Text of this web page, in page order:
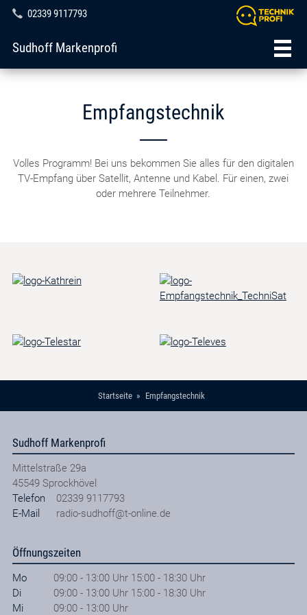
02339 9117793
Sudhoff Markenprofi
Empfangstechnik
Volles Programm! Bei uns bekommen Sie alles für den digitalen
TV-Empfang über Satellit, Antenne und Kabel. Für einen, zwei
oder mehrere Teilnehmer.
Startseite Empfangstechnik
Sudhoff Markenprofi
Mittelstraße 29a
45549 Sprockhövel
Telefon
02339 9117793
E-Mail
radio-sudhoff@t-online.de
Öffnungszeiten
Mo
09:00 - 13:00 Uhr 15:00 - 18:30 Uhr
Di
09:00 - 13:00 Uhr 15:00 - 18:30 Uhr
Mi
09:00 - 13:00 Uhr